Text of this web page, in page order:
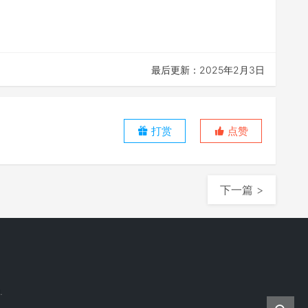
最后更新：2025年2月3日
打赏 点赞
下一篇 >